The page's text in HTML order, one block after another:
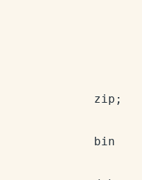
zip;
bin